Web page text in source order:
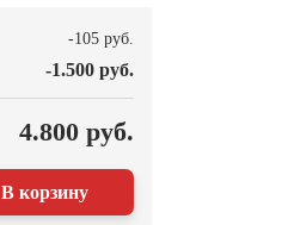
-105 руб.
-1.500 руб.
4.800 руб.
В корзину